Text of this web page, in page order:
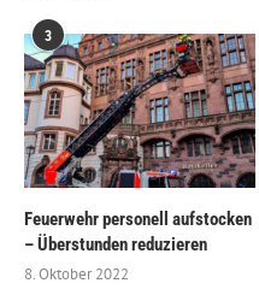
3
Feuerwehr personell aufstocken
– Überstunden reduzieren
8. Oktober 2022